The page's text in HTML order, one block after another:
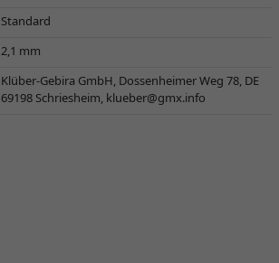
Standard
2,1 mm
Klüber-Gebira GmbH, Dossenheimer Weg 78, DE
69198 Schriesheim, klueber@gmx.info